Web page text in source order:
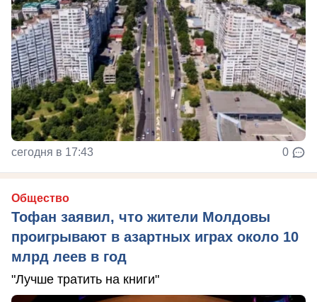
сегодня в 17:43 0
Общество
Тофан заявил, что жители Молдовы
проигрывают в азартных играх около 10
млрд леев в год
"Лучше тратить на книги"